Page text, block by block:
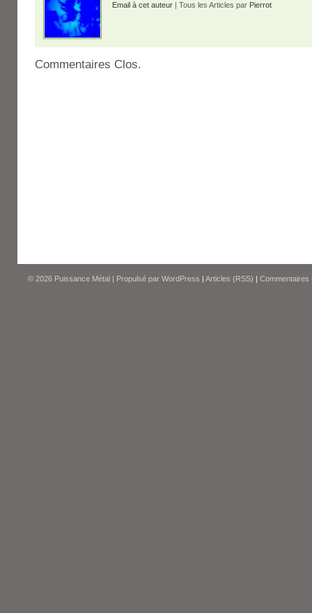
Email à cet auteur | Tous les Articles par Pierrot
Commentaires Clos.
© 2026 Puissance Métal | Propulsé par WordPress | Articles (RSS) | Commentaires